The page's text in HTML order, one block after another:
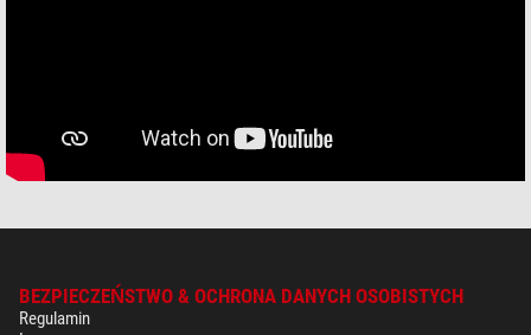
BEZPIECZEŃSTWO & OCHRONA DANYCH OSOBISTYCH
Regulamin